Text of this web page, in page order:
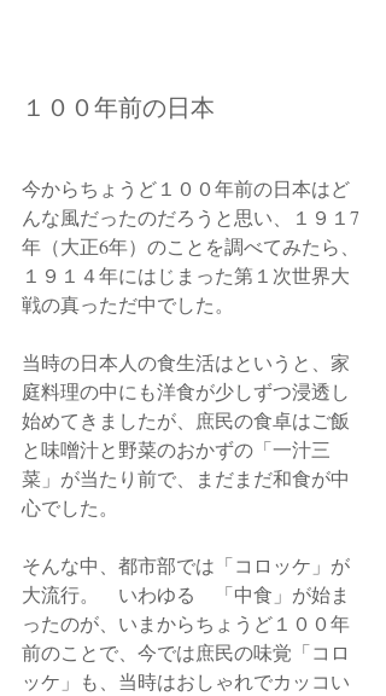
１００年前の日本
今からちょうど１００年前の日本はど
んな風だったのだろうと思い、１９１7
年（大正6年）のことを調べてみたら、
１９１４年にはじまった第１次世界大
戦の真っただ中でした。
当時の日本人の食生活はというと、家
庭料理の中にも洋食が少しずつ浸透し
始めてきましたが、庶民の食卓はご飯
と味噌汁と野菜のおかずの「一汁三
菜」が当たり前で、まだまだ和食が中
心でした。
そんな中、都市部では「コロッケ」が
大流行。　いわゆる　「中食」が始ま
ったのが、いまからちょうど１００年
前のことで、今では庶民の味覚「コロ
ッケ」も、当時はおしゃれでカッコい